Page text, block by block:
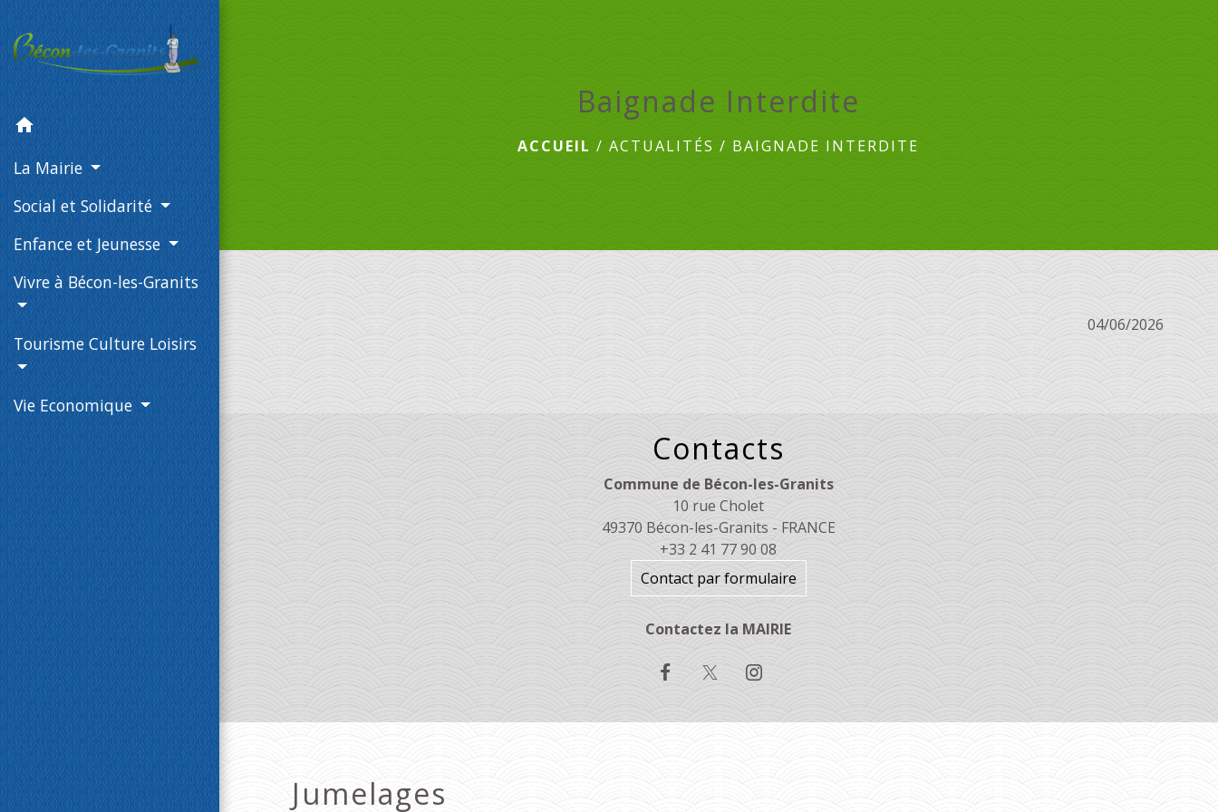
home
La Mairie
Social et Solidarité
Enfance et Jeunesse
Vivre à Bécon-les-Granits
Tourisme Culture Loisirs
Vie Economique
Baignade Interdite
ACCUEIL /ACTUALITÉS / BAIGNADE INTERDITE
04/06/2026
Contacts
Commune de Bécon-les-Granits
10 rue Cholet
49370 Bécon-les-Granits - FRANCE
+33 2 41 77 90 08
Contact par formulaire
Contactez la MAIRIE
Jumelages